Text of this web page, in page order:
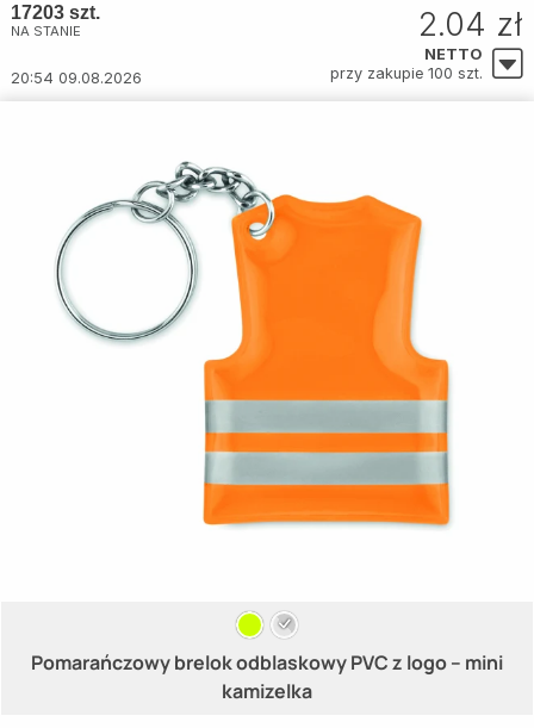
17203 szt.
NA STANIE
20:54 09.08.2026
2.04 zł
NETTO
przy zakupie 100 szt.
Pomarańczowy brelok odblaskowy PVC z logo – mini
kamizelka